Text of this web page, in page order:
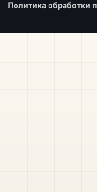
Политика обработки